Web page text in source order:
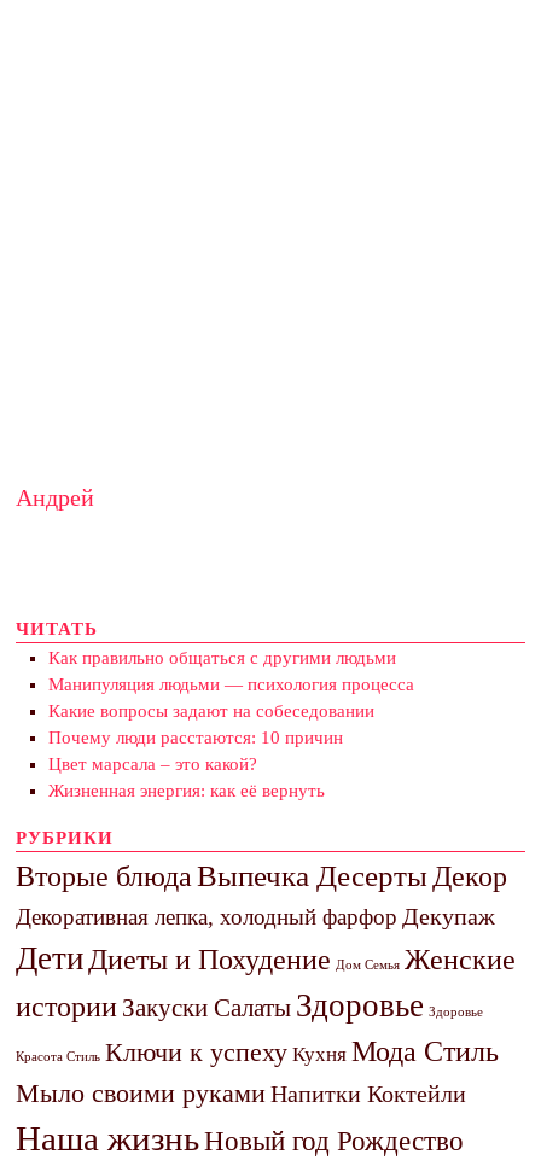
Андрей
ЧИТАТЬ
Как правильно общаться с другими людьми
Манипуляция людьми — психология процесса
Какие вопросы задают на собеседовании
Почему люди расстаются: 10 причин
Цвет марсала – это какой?
Жизненная энергия: как её вернуть
РУБРИКИ
Вторые блюдаВыпечка Десерты Декор
Декоративная лепка, холодный фарфор Декупаж
ДетиДиеты и Похудение Дом Семья Женские
истории Закуски Салаты Здоровье Здоровье
Красота Стиль Ключи к успеху Кухня Мода Стиль
Мыло своими руками Напитки Коктейли
Наша жизньНовый год Рождество